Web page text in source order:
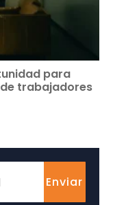
para
trabajadores
Enviar